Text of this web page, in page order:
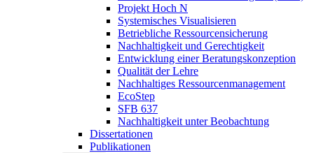
Projekt Hoch N
Systemisches Visualisieren
Betriebliche Ressourcensicherung
Nachhaltigkeit und Gerechtigkeit
Entwicklung einer Beratungskonzeption
Qualität der Lehre
Nachhaltiges Ressourcenmanagement
EcoStep
SFB 637
Nachhaltigkeit unter Beobachtung
Dissertationen
Publikationen